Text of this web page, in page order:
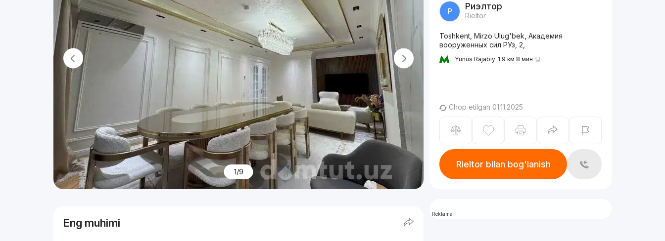
1/9
Eng muhimi
Р Риэлтор
Rieltor
Toshkent, Mirzo Ulug'bek, Академия
вооруженных сил РУз, 2,
Yunus Rajabiy 1.9 км 8 мин
Chop etilgan 01.11.2025
Rieltor bilan bog'lanish
Reklama